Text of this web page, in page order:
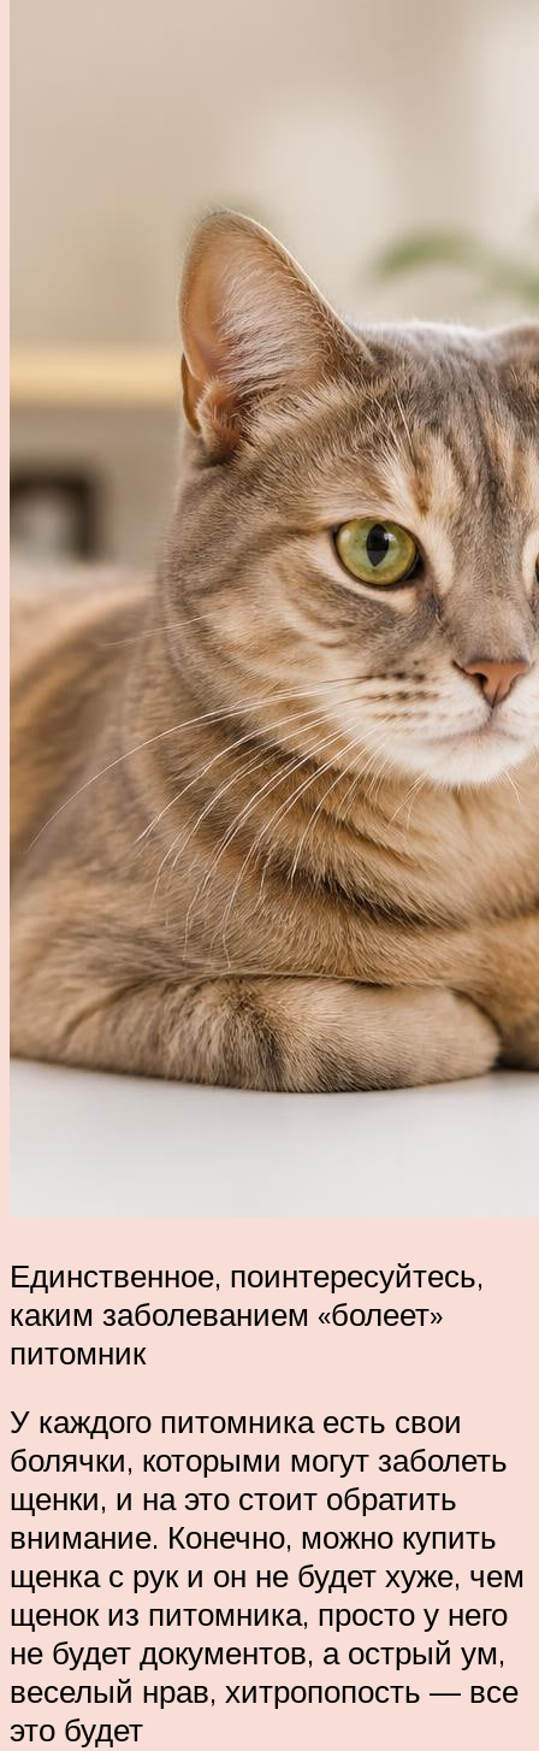
Единственное, поинтересуйтесь,
каким заболеванием «болеет»
питомник
У каждого питомника есть свои
болячки, которыми могут заболеть
щенки, и на это стоит обратить
внимание. Конечно, можно купить
щенка с рук и он не будет хуже, чем
щенок из питомника, просто у него
не будет документов, а острый ум,
веселый нрав, хитропопость — все
это будет